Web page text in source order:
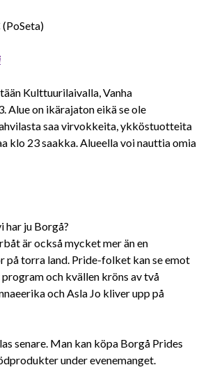
Kulttuurilaivalla, Vanha
Alue on ikärajaton eikä se ole
saa virvokkeita, ykköstuotteita
klo 23 saakka. Alueella voi nauttia omia
har ju Borgå?
är också mycket mer än en
på torra land. Pride-folket kan se emot
och kvällen kröns av två
och Asla Jo kliver upp på
senare. Man kan köpa Borgå Prides
under evenemanget.